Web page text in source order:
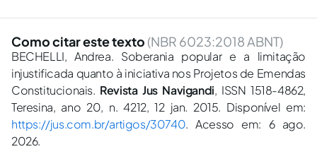
Como citar este texto (NBR 6023:2018 ABNT)
BECHELLI, Andrea. Soberania popular e a limitação
injustificada quanto à iniciativa nos Projetos de Emendas
Constitucionais. Revista Jus Navigandi, ISSN 1518-4862,
Teresina, ano 20, n. 4212, 12 jan. 2015. Disponível em:
https://jus.com.br/artigos/30740. Acesso em: 6 ago.
2026.